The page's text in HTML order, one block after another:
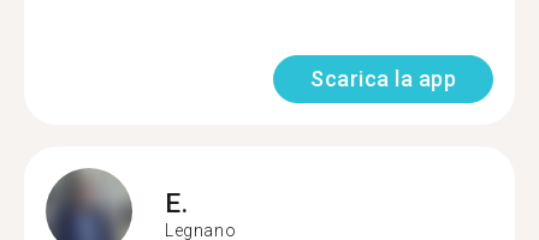
Scarica la app
E.
Legnano